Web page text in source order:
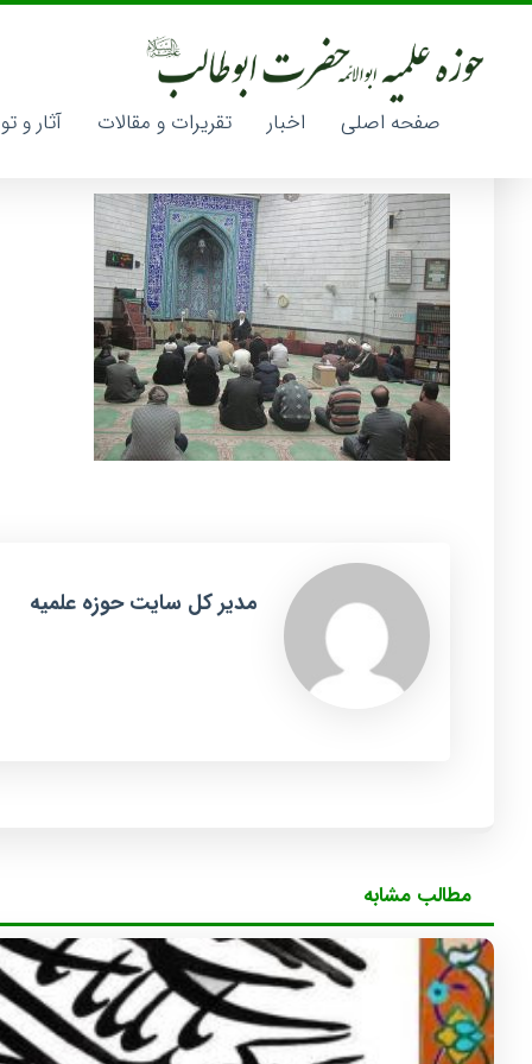
صفحه اصلی اخبار تقریرات و مقالات آثار و
img_1303
مدیر کل سایت حوزه علمیه
مطالب مشابه